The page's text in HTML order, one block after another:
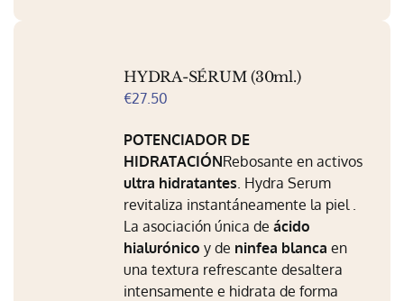
HYDRA-SÉRUM (30ml.)
€27.50
POTENCIADOR DE
HIDRATACIÓNRebosante en activos
ultra hidratantes. Hydra Serum
revitaliza instantáneamente la piel .
La asociación única deácido
hialurónico y de ninfea blanca en
una textura refrescante desaltera
intensamente e hidrata de forma